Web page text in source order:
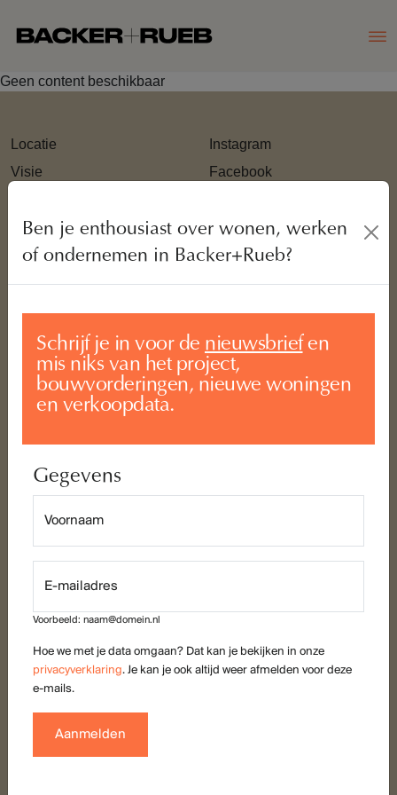
Geen content beschikbaar
Locatie
Visie
Ondernemen
FAQ
Inschrijfprocedure
Inloggen account
Contact
Instagram
Facebook
Van de Water Makelaars
Keizerstraat 91
076 – 5 24 24 00
nieuwbouw@vandewatergroep.nl
echter geen rechten ontlenen aan de teksten, getoonde
impressies en dergelijke. Backer+Rueb is een gebiedsontwikkeling
Ben je enthousiast over wonen, werken
of ondernemen in Backer+Rueb?
Schrijf je in voor de nieuwsbriefen
mis niks van het project,
bouwvorderingen, nieuwe woningen
en verkoopdata.